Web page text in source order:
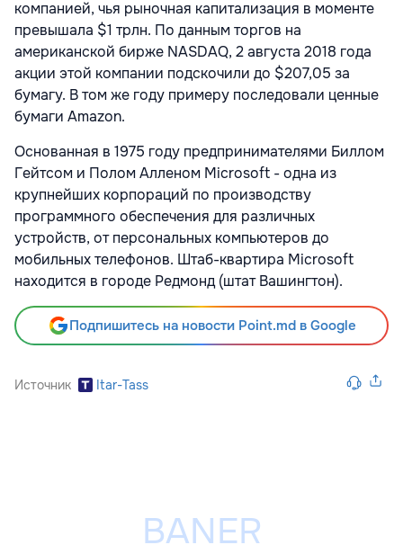
компанией, чья рыночная капитализация в моменте
превышала $1 трлн. По данным торгов на
американской бирже NASDAQ, 2 августа 2018 года
акции этой компании подскочили до $207,05 за
бумагу. В том же году примеру последовали ценные
бумаги Amazon.
Основанная в 1975 году предпринимателями Биллом
Гейтсом и Полом Алленом Microsoft - одна из
крупнейших корпораций по производству
программного обеспечения для различных
устройств, от персональных компьютеров до
мобильных телефонов. Штаб-квартира Microsoft
находится в городе Редмонд (штат Вашингтон).
Подпишитесь на новости Point.md в Google
Источник Itar-Tass